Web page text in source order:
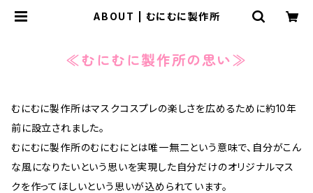
ABOUT | むにむに製作所
≪むにむに製作所の思い≫
むにむに製作所はマスクコスプレの楽しさを広めるために約10年
前に設立されました。
むにむに製作所のむにむにとは唯一無二という意味で、自分がこん
な風になりたいという思いを実現した自分だけのオリジナルマス
クを作ってほしいという思いが込められています。